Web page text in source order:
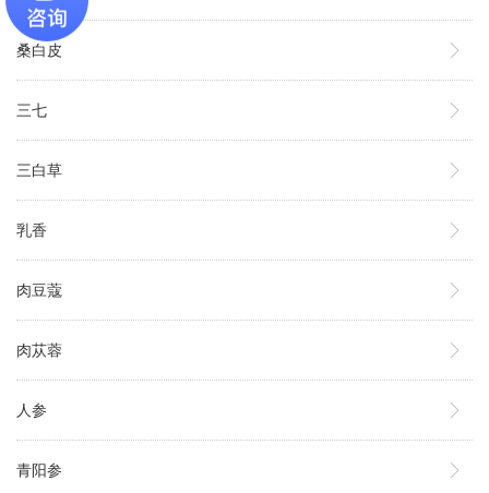
桑白皮
三七
三白草
乳香
肉豆蔻
肉苁蓉
人参
青阳参